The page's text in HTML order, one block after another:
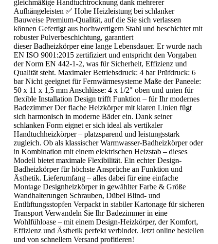
gleichmäßige Handtuchtrocknung dank mehrerer
Aufhängeleisten ✅ Hohe Heizleistung bei schlanker
Bauweise Premium-Qualität, auf die Sie sich verlassen
können Gefertigt aus hochwertigem Stahl und beschichtet mit
robuster Pulverbeschichtung, garantiert
dieser Badheizkörper eine lange Lebensdauer. Er wurde nach
EN ISO 9001:2015 zertifiziert und entspricht den Vorgaben
der Norm EN 442-1-2, was für Sicherheit, Effizienz und
Qualität steht. Maximaler Betriebsdruck: 4 bar Prüfdruck: 6
bar Nicht geeignet für Fernwärmesysteme Maße der Paneele:
50 x 11 x 1,5 mm Anschlüsse: 4 x 1/2" oben und unten für
flexible Installation Design trifft Funktion – für Ihr modernes
Badezimmer Der flache Heizkörper mit klaren Linien fügt
sich harmonisch in moderne Bäder ein. Dank seiner
schlanken Form eignet er sich ideal als vertikaler
Handtuchheizkörper – platzsparend und leistungsstark
zugleich. Ob als klassischer Warmwasser-Badheizkörper oder
in Kombination mit einem elektrischen Heizstab – dieses
Modell bietet maximale Flexibilität. Ein echter Design-
Badheizkörper für höchste Ansprüche an Funktion und
Ästhetik. Lieferumfang – alles dabei für eine einfache
Montage Designheizkörper in gewählter Farbe & Größe
Wandhalterungen Schrauben, Dübel Blind- und
Entlüftungsstopfen Verpackt in stabiler Kartonage für sicheren
Transport Verwandeln Sie Ihr Badezimmer in eine
Wohlfühloase – mit einem Design-Heizkörper, der Komfort,
Effizienz und Ästhetik perfekt verbindet. Jetzt online bestellen
und von schnellem Versand profitieren!